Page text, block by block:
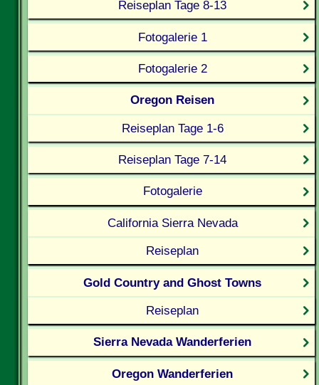
Reiseplan Tage 8-13
Fotogalerie 1
Fotogalerie 2
Oregon Reisen
Reiseplan Tage 1-6
Reiseplan Tage 7-14
Fotogalerie
California Sierra Nevada
Reiseplan
Gold Country and Ghost Towns
Reiseplan
Sierra Nevada Wanderferien
Oregon Wanderferien